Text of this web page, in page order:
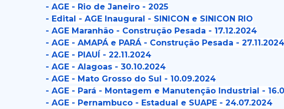
-AGE - Rio de Janeiro - 2025
- Edital - AGE Inaugural - SINICON e SINICON RIO
-AGE Maranhão - Construção Pesada - 17.12.2024
-AGE - AMAPÁ e PARÁ - Construção Pesada - 27.11.2024
-AGE - PIAUÍ - 22.11.2024
-AGE - Alagoas - 30.10.2024
-AGE - Mato Grosso do Sul - 10.09.2024
-AGE - Pará - Montagem e Manutenção Industrial -
-AGE - Pernambuco - Estadual e SUAPE - 24.07.2024